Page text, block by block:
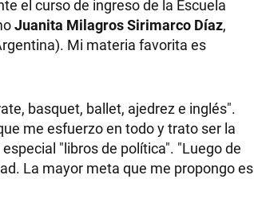
el curso de ingreso de la Escuela
Juanita Milagros Sirimarco Díaz,
Mi materia favorita es
basquet, ballet, ajedrez e inglés".
me esfuerzo en todo y trato ser la
"libros de política". "Luego de
La mayor meta que me propongo es